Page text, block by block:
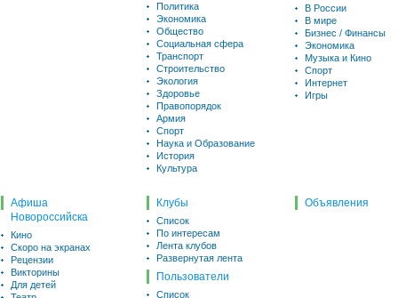
Политика
Экономика
Общество
Социальная сфера
Транспорт
Строительство
Экология
Здоровье
Правопорядок
Армия
Спорт
Наука и Образование
История
Культура
В России
В мире
Бизнес / Финансы
Экономика
Музыка и Кино
Спорт
Интернет
Игры
Афиша
Новороссийска
Кино
Скоро на экранах
Рецензии
Викторины
Для детей
Клубы
Список
По интересам
Лента клубов
Развернутая лента
Пользователи
Список
Объявления